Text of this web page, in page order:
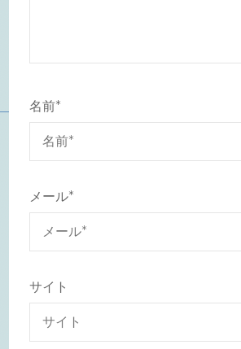
名前*
メール*
サイト